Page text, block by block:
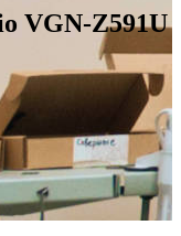
VGN-Z591U